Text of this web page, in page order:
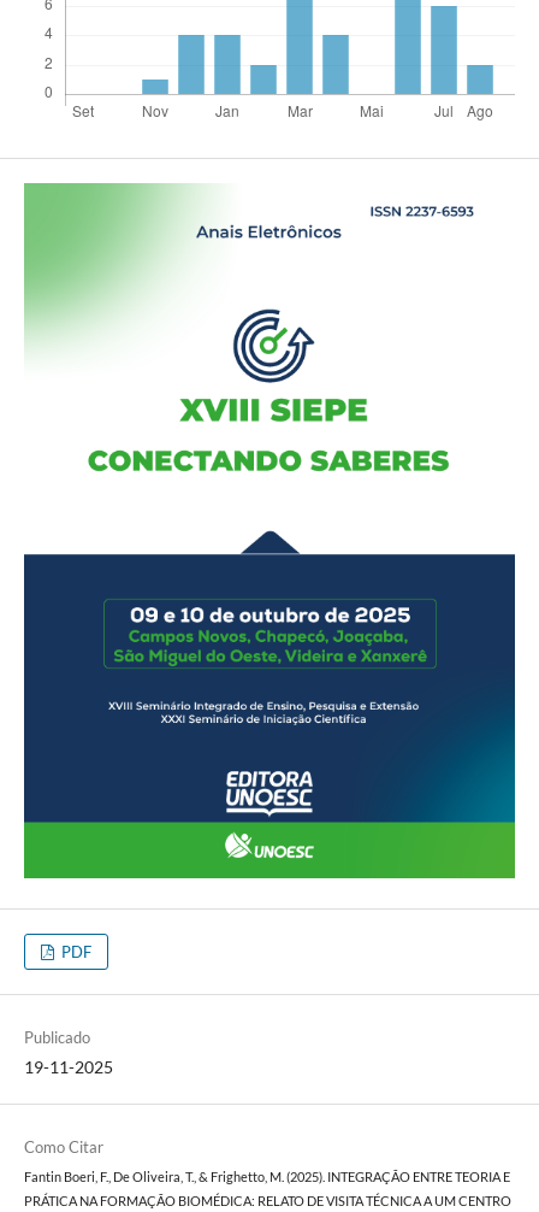
PDF
Publicado
19-11-2025
Como Citar
Fantin Boeri, F., De Oliveira, T., & Frighetto, M. (2025). INTEGRAÇÃO ENTRE TEORIA E
PRÁTICA NA FORMAÇÃO BIOMÉDICA: RELATO DE VISITA TÉCNICA A UM CENTRO